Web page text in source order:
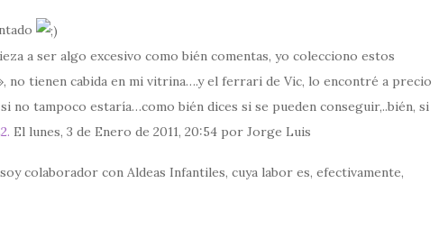
a ser algo excesivo como bién comentas, yo colecciono estos
no tienen cabida en mi vitrina….y el ferrari de Vic, lo encontré a precio
no tampoco estaría…como bién dices si se pueden conseguir,..bién, si
2. El lunes, 3 de Enero de 2011, 20:54 por Jorge Luis
colaborador con Aldeas Infantiles, cuya labor es, efectivamente,